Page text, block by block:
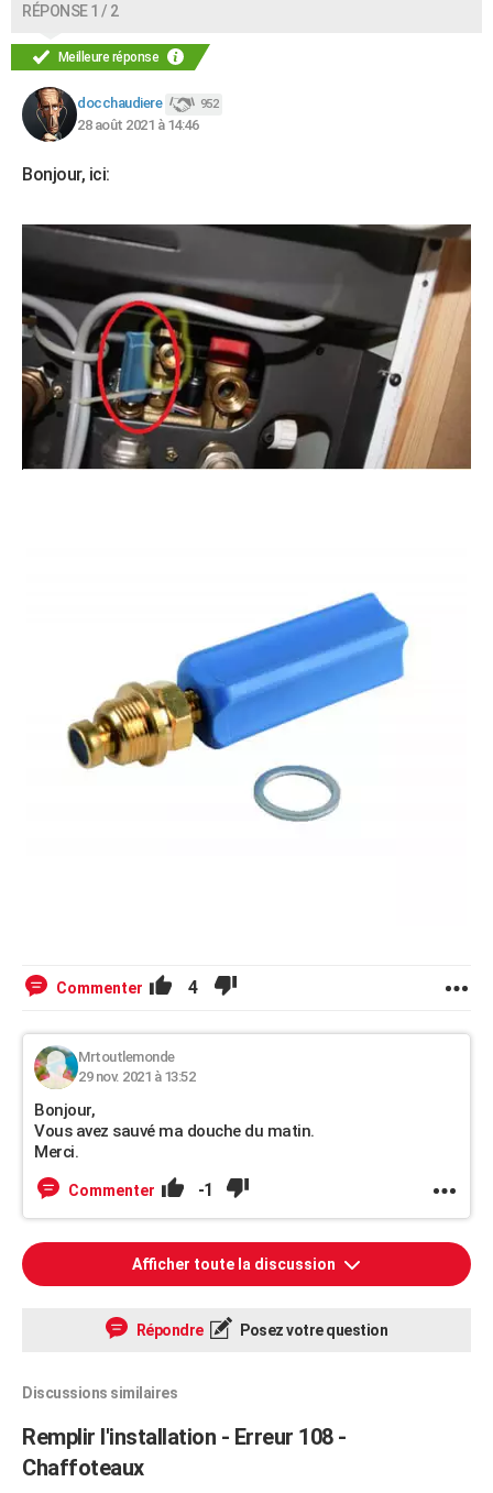
AVIS DE DÉCÈS
FORUM
Bricolage
Lifestyle
Culture
Sport
Auto
Television
Voyage
Cinema
RÉPONSE 1 / 2
Meilleure réponse
docchaudiere 952
28 août 2021 à 14:46
Bonjour, ici:
Commenter 4
Mrtoutlemonde
29 nov. 2021 à 13:52
Bonjour,
Vous avez sauvé ma douche du matin.
Merci.
Commenter -1
Afficher toute la discussion
Répondre Posez votre question
Discussions similaires
Remplir l'installation - Erreur 108 -
Chaffoteaux